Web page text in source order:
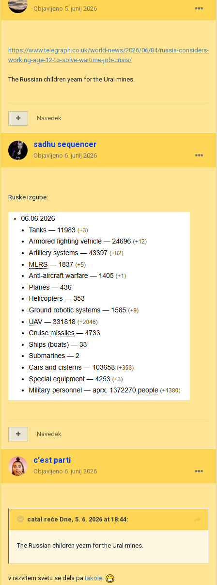
Objavljeno 5. junij 2026
https://www.telegraph.co.uk/world-news/2026/06/04/russia-considers-
working-age-12-to-solve-wartime-job-crisis/
The Russian children yearn for the Ural mines.
Navedek
sadhu sequencer
Objavljeno 6. junij 2026
Ruske izgube:
Navedek
c'est parti
Objavljeno 6. junij 2026
catal reče Dne, 5. 6. 2026 at 18:44:
The Russian children yearn for the Ural mines.
v razvitem svetu se dela patakole.